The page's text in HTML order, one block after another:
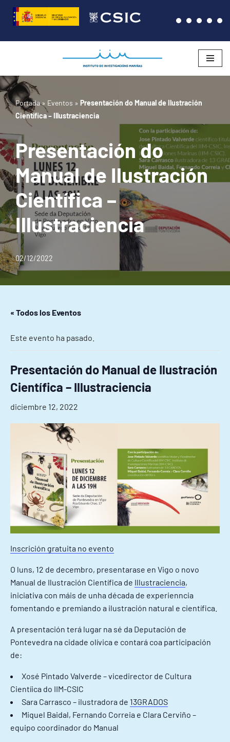
Saltar
al
Portada» Eventos » Presentación do Manual de Ilustración
Científica – Illustraciencia
Presentación do
Manual de Ilustración
Científica –
Illustraciencia
02/12/2022
« Todos los Eventos
Este evento ha pasado.
Presentación do Manual de Ilustración
Científica – Illustraciencia
diciembre 12, 2022
Inscrición gratuita no evento
O luns, 12 de decembro, presentarase en Vigo o novo
Manual de Ilustración Científica de Illustraciencia,
iniciativa con máis de unha década de experienncia
fomentando e premiando a ilustración natural e científica.
A presentación terá lugar na sé da Deputación de
Pontevedra na cidade olívica e contará coa participación
de:
Xosé Pintado Valverde – vicedirector de Cultura
Cientíica do IIM-CSIC
Sara Carrasco – ilustradora de 13GRADOS
Miquel Baidal, Fernando Correia e Clara Cerviño –
equipo coordinador do Manual